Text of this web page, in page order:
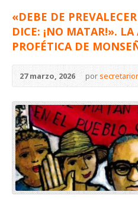
«DEBE DE
DICE: ¡NO MATAR!».
PROFÉTICA DE
27 marzo, 2026 por